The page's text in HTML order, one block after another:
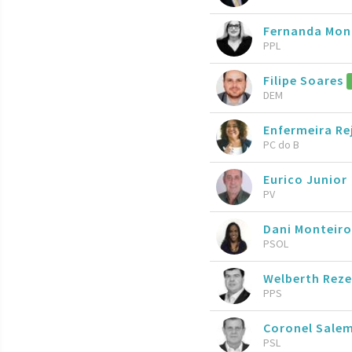
Fernanda
PPL
Filipe Soares
DEM
Enfermeira
PC do B
Eurico Junior
PV
Dani
PSOL
Welberth
PPS
Coronel
PSL